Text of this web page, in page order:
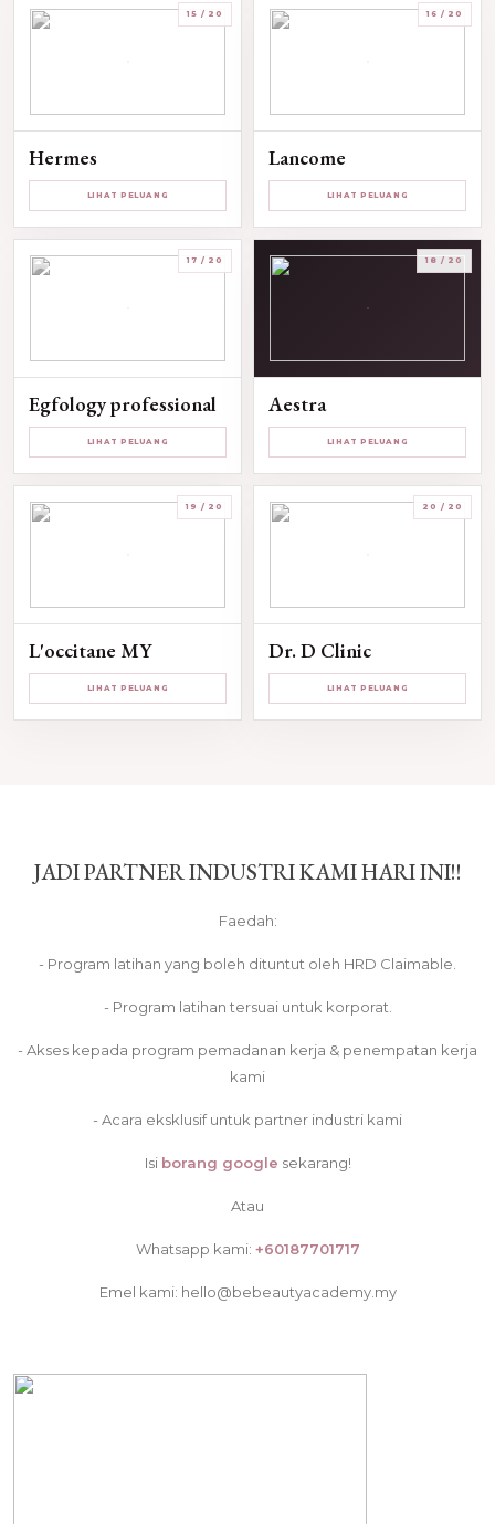
15 / 20
Hermes
LIHAT PELUANG
16 / 20
Lancome
LIHAT PELUANG
17 / 20
Egfology professional
LIHAT PELUANG
18 / 20
Aestra
LIHAT PELUANG
19 / 20
L'occitane MY
LIHAT PELUANG
20 / 20
Dr. D Clinic
LIHAT PELUANG
JADI PARTNER INDUSTRI KAMI HARI INI!!
Faedah:
- Program latihan yang boleh dituntut oleh HRD Claimable.
- Program latihan tersuai untuk korporat.
- Akses kepada program pemadanan kerja & penempatan kerja
kami
- Acara eksklusif untuk partner industri kami
Isi borang google sekarang!
Atau
Whatsapp kami: +60187701717
Emel kami: hello@bebeautyacademy.my